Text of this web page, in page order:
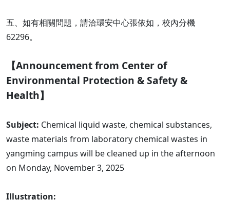
五、如有相關問題，請洽環安中心張依如，校內分機
62296。
【Announcement from Center of
Environmental Protection & Safety &
Health】
Subject: Chemical liquid waste, chemical substances,
waste materials from laboratory chemical wastes in
yangming campus will be cleaned up in the afternoon
on Monday, November 3, 2025
Illustration: